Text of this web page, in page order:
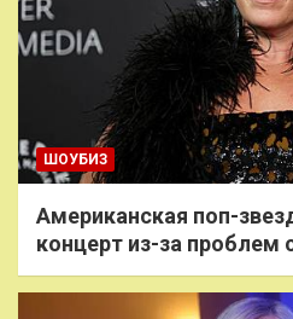
ШОУБИЗ
Американская поп-
концерт из-за проблем